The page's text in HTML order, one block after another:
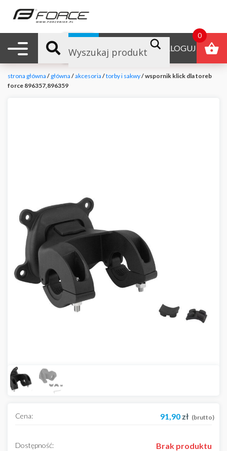
Nawigacja mobilna ZALOGUJ
B2B
strona główna / główna /akcesoria /torby i sakwy/ wspornik klick dla toreb
force 896357,896359
Cena: 91,90 zł (brutto)
Dostępność: Brak produktu
0